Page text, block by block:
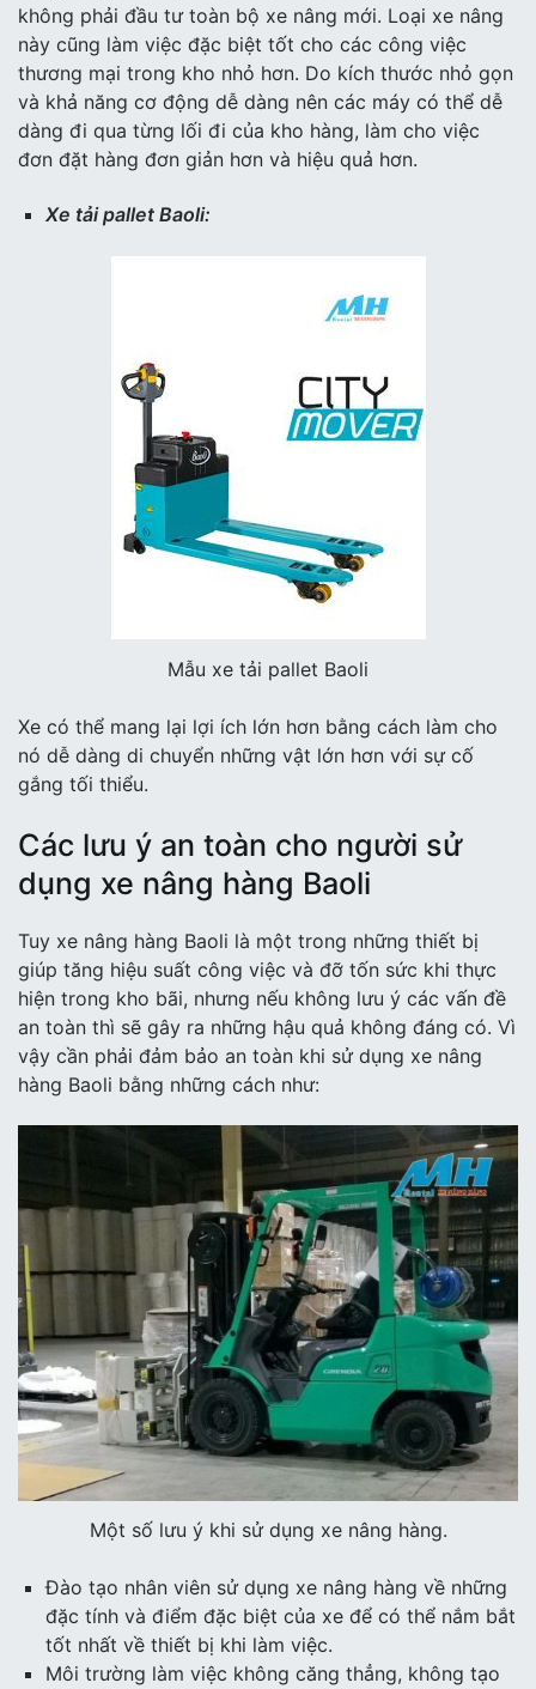
không phải đầu tư toàn bộ xe nâng mới. Loại xe nâng
này cũng làm việc đặc biệt tốt cho các công việc
thương mại trong kho nhỏ hơn. Do kích thước nhỏ gọn
và khả năng cơ động dễ dàng nên các máy có thể dễ
dàng đi qua từng lối đi của kho hàng, làm cho việc
đơn đặt hàng đơn giản hơn và hiệu quả hơn.
Xe tải pallet Baoli:
Mẫu xe tải pallet Baoli
Xe có thể mang lại lợi ích lớn hơn bằng cách làm cho
nó dễ dàng di chuyển những vật lớn hơn với sự cố
gắng tối thiểu.
Các lưu ý an toàn cho người sử
dụng xe nâng hàng Baoli
Tuy xe nâng hàng Baoli là một trong những thiết bị
giúp tăng hiệu suất công việc và đỡ tốn sức khi thực
hiện trong kho bãi, nhưng nếu không lưu ý các vấn đề
an toàn thì sẽ gây ra những hậu quả không đáng có. Vì
vậy cần phải đảm bảo an toàn khi sử dụng xe nâng
hàng Baoli bằng những cách như:
Một số lưu ý khi sử dụng xe nâng hàng.
Đào tạo nhân viên sử dụng xe nâng hàng về những
đặc tính và điểm đặc biệt của xe để có thể nắm bắt
tốt nhất về thiết bị khi làm việc.
Môi trường làm việc không căng thẳng, không tạo